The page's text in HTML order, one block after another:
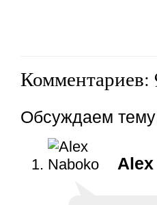
Комментариев:
Обсуждаем